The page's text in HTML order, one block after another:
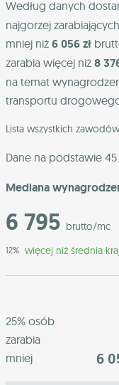
Według danych
najgorzej
mniej niż 6 056 zł
zarabia więcej niż 8
na temat
transportu
Lista wszystkich zawodów
Dane na podstawie
Mediana
6 795 brutto/mc
12% więcej niż średnia
25% osób
zarabia
mniej
6